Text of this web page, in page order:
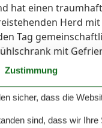
hat einen
Herd
Tag
mit
werden. Die
mit einem
nächsten
moderne Flat
Ausblick.
Zustimmung
sicher, dass die
sind, dass wir